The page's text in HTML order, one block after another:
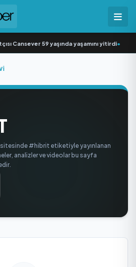
Cansever 59 yaşında yaşamını yitirdi•
#hibrit etiketiyle yayınlanan
analizler ve videolar bu sayfa